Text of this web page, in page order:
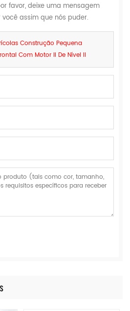
favor, deixe uma mensagem
assim que nós puder.
Construção Pequena
Com Motor II De Nível II